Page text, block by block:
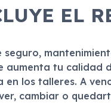
EL
seguro,
aumenta tu calidad
en los talleres. A
cambiar o